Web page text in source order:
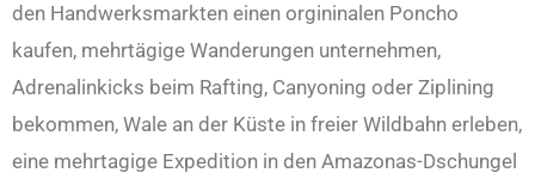
den Handwerksmarkten einen orgininalen Poncho
kaufen, mehrtägige Wanderungen unternehmen,
Adrenalinkicks beim Rafting, Canyoning oder Ziplining
bekommen, Wale an der Küste in freier Wildbahn erleben,
eine mehrtagige Expedition in den Amazonas-Dschungel